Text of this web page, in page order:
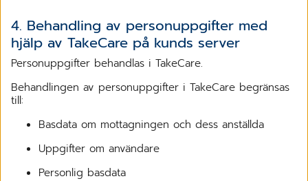
4. Behandling av personuppgifter med
hjälp av TakeCare på kunds server
Personuppgifter behandlas i TakeCare.
Behandlingen av personuppgifter i TakeCare begränsas
till:
Basdata om mottagningen och dess anställda
Uppgifter om användare
Personlig basdata